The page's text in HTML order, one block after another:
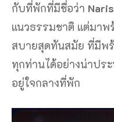
กับที่พักที่มีชื่อว่า
แนวธรรมชาติ แต่มาพ
สบายสุดทันสมัย ที่มีพ
ทุกท่านได้อย่างน่าปร
อยู่ใจกลางที่พัก